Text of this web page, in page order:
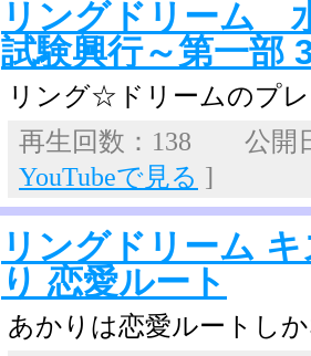
リングドリーム
試験興行～第一部
リング☆ドリームのプ
再生回数：138 公開
YouTubeで見る ]
リングドリーム
り 恋愛ルート
あかりは恋愛ルートし